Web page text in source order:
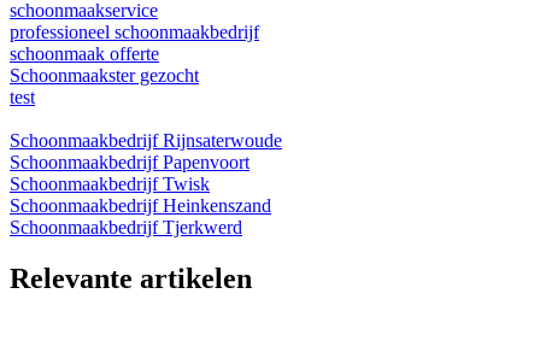
schoonmaakservice
professioneel schoonmaakbedrijf
schoonmaak offerte
Schoonmaakster gezocht
test
Schoonmaakbedrijf Rijnsaterwoude
Schoonmaakbedrijf Papenvoort
Schoonmaakbedrijf Twisk
Schoonmaakbedrijf Heinkenszand
Schoonmaakbedrijf Tjerkwerd
Relevante artikelen